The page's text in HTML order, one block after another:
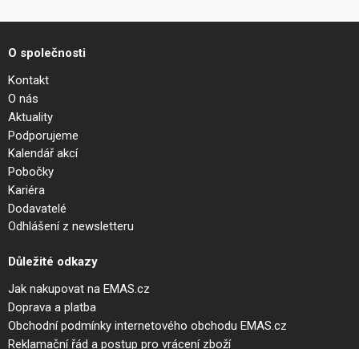
O společnosti
Kontakt
O nás
Aktuality
Podporujeme
Kalendář akcí
Pobočky
Kariéra
Dodavatelé
Odhlášení z newsletteru
Důležité odkazy
Jak nakupovat na EMAS.cz
Doprava a platba
Obchodní podmínky internetového obchodu EMAS.cz
Reklamační řád a postup pro vrácení zboží